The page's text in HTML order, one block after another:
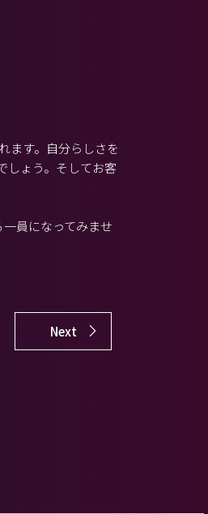
ます。自分らしさを
しょう。そしてお客
員になってみませ
Next